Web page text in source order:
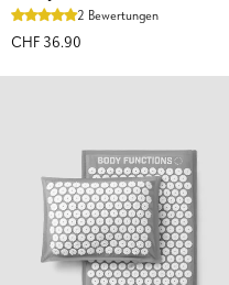
Ohrringe
Set
Mys
2 Bewertungen
CHF 36.90